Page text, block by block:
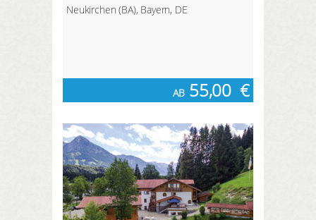
Neukirchen (BA), Bayern, DE
AB 55,00 €